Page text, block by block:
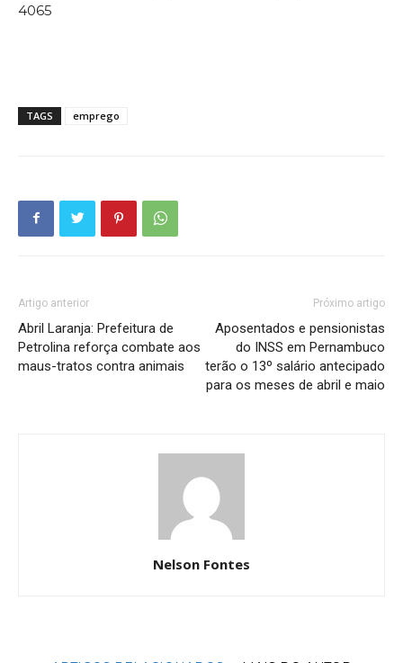
4065
TAGS emprego
Artigo anterior
Abril Laranja: Prefeitura de
Petrolina reforça combate aos
maus-tratos contra animais
Próximo artigo
Aposentados e pensionistas
do INSS em Pernambuco
terão o 13º salário antecipado
para os meses de abril e maio
Nelson Fontes